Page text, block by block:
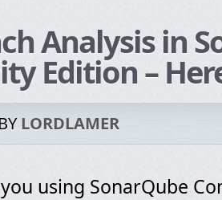
Analysis in
Edition –
LORDLAMER
using SonarQube